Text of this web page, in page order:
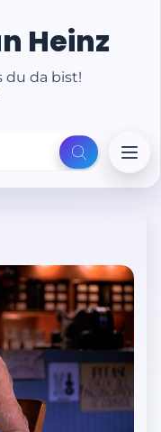
Heinz
du da bist!